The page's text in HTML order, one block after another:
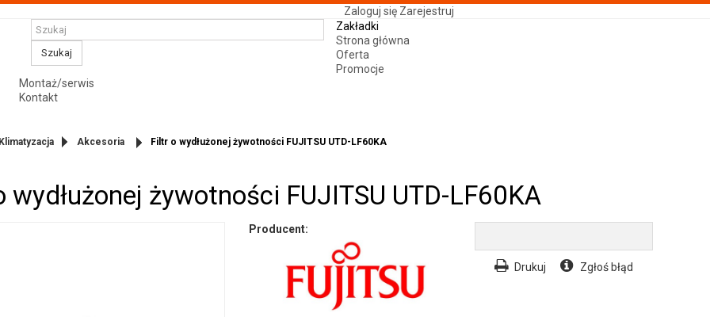
Zaloguj się Zarejestruj
Szukaj
Zakładki
Strona główna
Oferta
Promocje
Montaż/serwis
Kontakt
Akcesoria Filtr o wydłużonej żywotności FUJITSU UTD-LF60KA
wydłużonej żywotności FUJITSU UTD-LF60KA
Producent:
Drukuj Zgłoś błąd